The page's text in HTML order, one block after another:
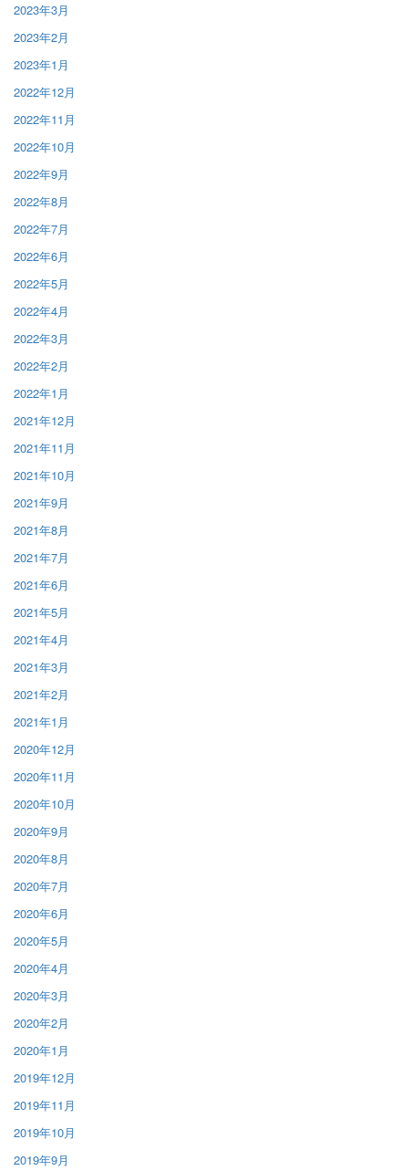
2023年3月
2023年2月
2023年1月
2022年12月
2022年11月
2022年10月
2022年9月
2022年8月
2022年7月
2022年6月
2022年5月
2022年4月
2022年3月
2022年2月
2022年1月
2021年12月
2021年11月
2021年10月
2021年9月
2021年8月
2021年7月
2021年6月
2021年5月
2021年4月
2021年3月
2021年2月
2021年1月
2020年12月
2020年11月
2020年10月
2020年9月
2020年8月
2020年7月
2020年6月
2020年5月
2020年4月
2020年3月
2020年2月
2020年1月
2019年12月
2019年11月
2019年10月
2019年9月